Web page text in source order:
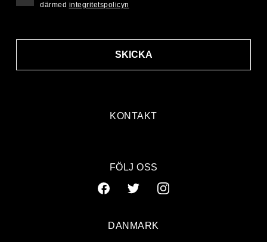
KONTAKT
SKICKA
därmed integritetspolicyn
FÖLJ OSS
DANMARK